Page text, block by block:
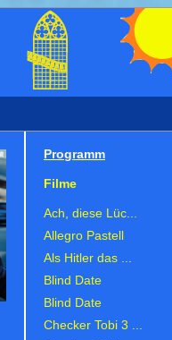
Programm
Filme
Ach, diese Lüc...
Allegro Pastell
Als Hitler das ...
Blind Date
Blind Date
Checker Tobi 3 ...